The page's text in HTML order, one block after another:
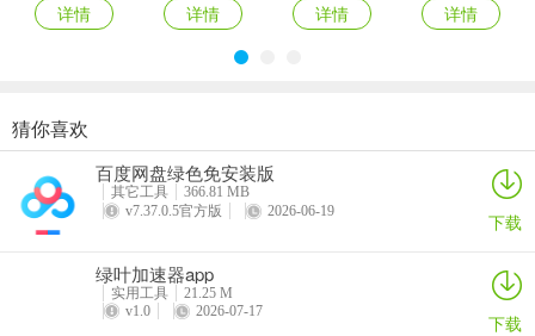
**5. 软件界面操作复杂吗？**
详情
详情
详情
详情
VEGA云电脑app
详情
2026百度网盘手机客户端
详情
最i玩云手机app
Marvis
猜你喜欢
百度网盘绿色免安装版
其它工具
366.81 MB
v7.37.0.5官方版
2026-06-19 下载
绿叶加速器app
实用工具
21.25 M
v1.0
2026-07-17 下载